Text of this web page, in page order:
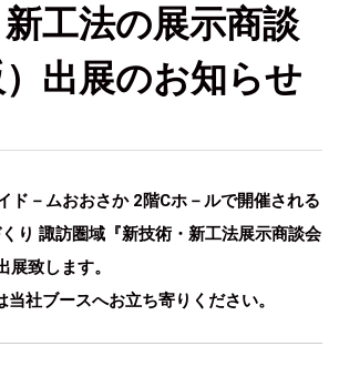
工法の展示商談
出展のお知らせ
ド－ムおおさか 2階Cホ－ルで開催される
くり 諏訪圏域『新技術・新工法展示商談会
致します。
社ブースへお立ち寄りください。